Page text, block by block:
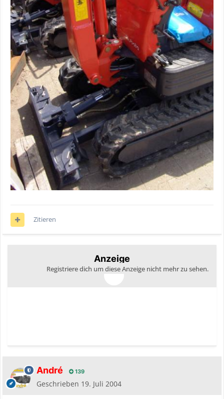
Zitieren
Anzeige
Registriere dich um diese Anzeige nicht mehr zu sehen.
André 139
Geschrieben 19. Juli 2004